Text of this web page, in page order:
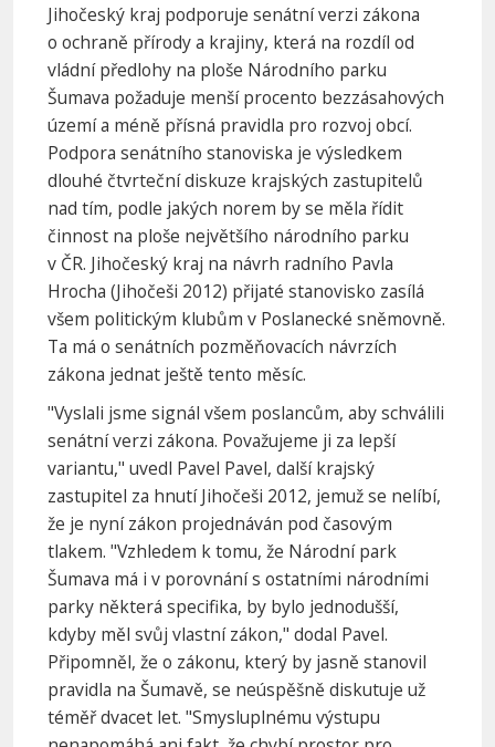
Jihočeský kraj podporuje senátní verzi zákona
o ochraně přírody a krajiny, která na rozdíl od
vládní předlohy na ploše Národního parku
Šumava požaduje menší procento bezzásahových
území a méně přísná pravidla pro rozvoj obcí.
Podpora senátního stanoviska je výsledkem
dlouhé čtvrteční diskuze krajských zastupitelů
nad tím, podle jakých norem by se měla řídit
činnost na ploše největšího národního parku
v ČR. Jihočeský kraj na návrh radního Pavla
Hrocha (Jihočeši 2012) přijaté stanovisko zasílá
všem politickým klubům v Poslanecké sněmovně.
Ta má o senátních pozměňovacích návrzích
zákona jednat ještě tento měsíc.
"Vyslali jsme signál všem poslancům, aby schválili
senátní verzi zákona. Považujeme ji za lepší
variantu," uvedl Pavel Pavel, další krajský
zastupitel za hnutí Jihočeši 2012, jemuž se nelíbí,
že je nyní zákon projednáván pod časovým
tlakem. "Vzhledem k tomu, že Národní park
Šumava má i v porovnání s ostatními národními
parky některá specifika, by bylo jednodušší,
kdyby měl svůj vlastní zákon," dodal Pavel.
Připomněl, že o zákonu, který by jasně stanovil
pravidla na Šumavě, se neúspěšně diskutuje už
téměř dvacet let. "Smysluplnému výstupu